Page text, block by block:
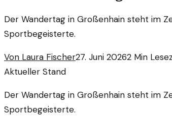
Der Wandertag in Großenhain steht im
Sportbegeisterte.
Von Laura Fischer27. Juni 20262 Min
Aktueller Stand
Der Wandertag in Großenhain steht im
Sportbegeisterte.